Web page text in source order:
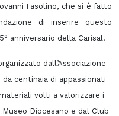
Fasolino, che si è fatto
di inserire questo
anniversario della Carisal.
dall’Associazione
da centinaia di appassionati
volti a valorizzare i
Diocesano e dal Club